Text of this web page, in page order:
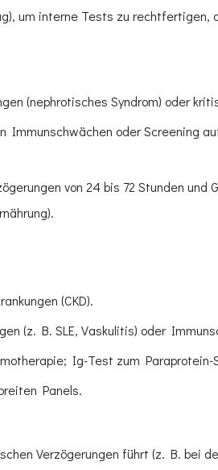
um interne Tests zu rechtfertigen,
(nephrotisches Syndrom) oder
oder Screening
von 24 bis 72 Stunden und
(CKD).
(z. B. SLE, Vaskulitis) oder
Ig-Test zum
Panels.
Verzögerungen führt (z. B. bei